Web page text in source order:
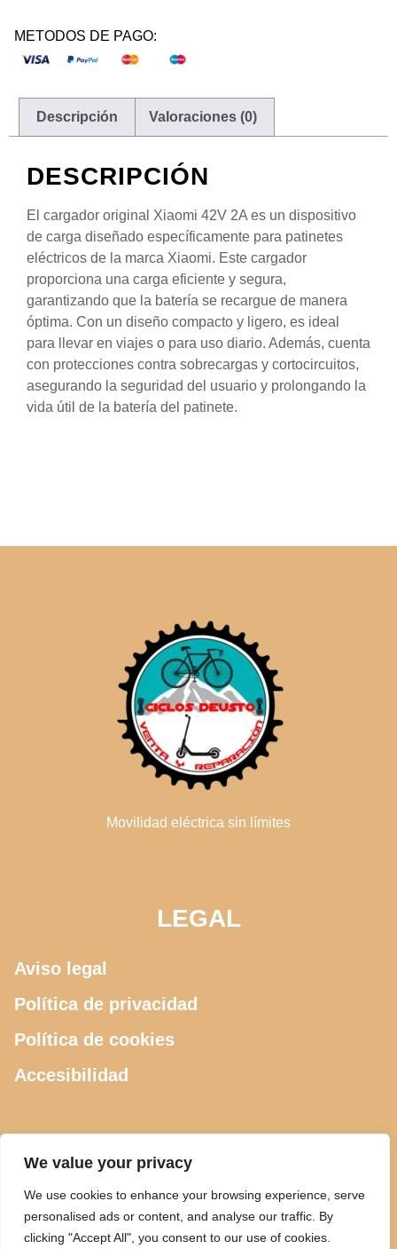
We value your privacy
We use cookies to enhance your browsing experience, serve
personalised ads or content, and analyse our traffic. By
clicking "Accept All", you consent to our use of cookies.
METODOS DE PAGO:
Descripción Valoraciones (0)
DESCRIPCIÓN
El cargador original Xiaomi 42V 2A es un dispositivo
de carga diseñado específicamente para patinetes
eléctricos de la marca Xiaomi. Este cargador
proporciona una carga eficiente y segura,
garantizando que la batería se recargue de manera
óptima. Con un diseño compacto y ligero, es ideal
para llevar en viajes o para uso diario. Además, cuenta
con protecciones contra sobrecargas y cortocircuitos,
asegurando la seguridad del usuario y prolongando la
vida útil de la batería del patinete.
Movilidad eléctrica sin límites
LEGAL
Aviso legal
Política de privacidad
Política de cookies
Accesibilidad
CONTACTO
615 505 289